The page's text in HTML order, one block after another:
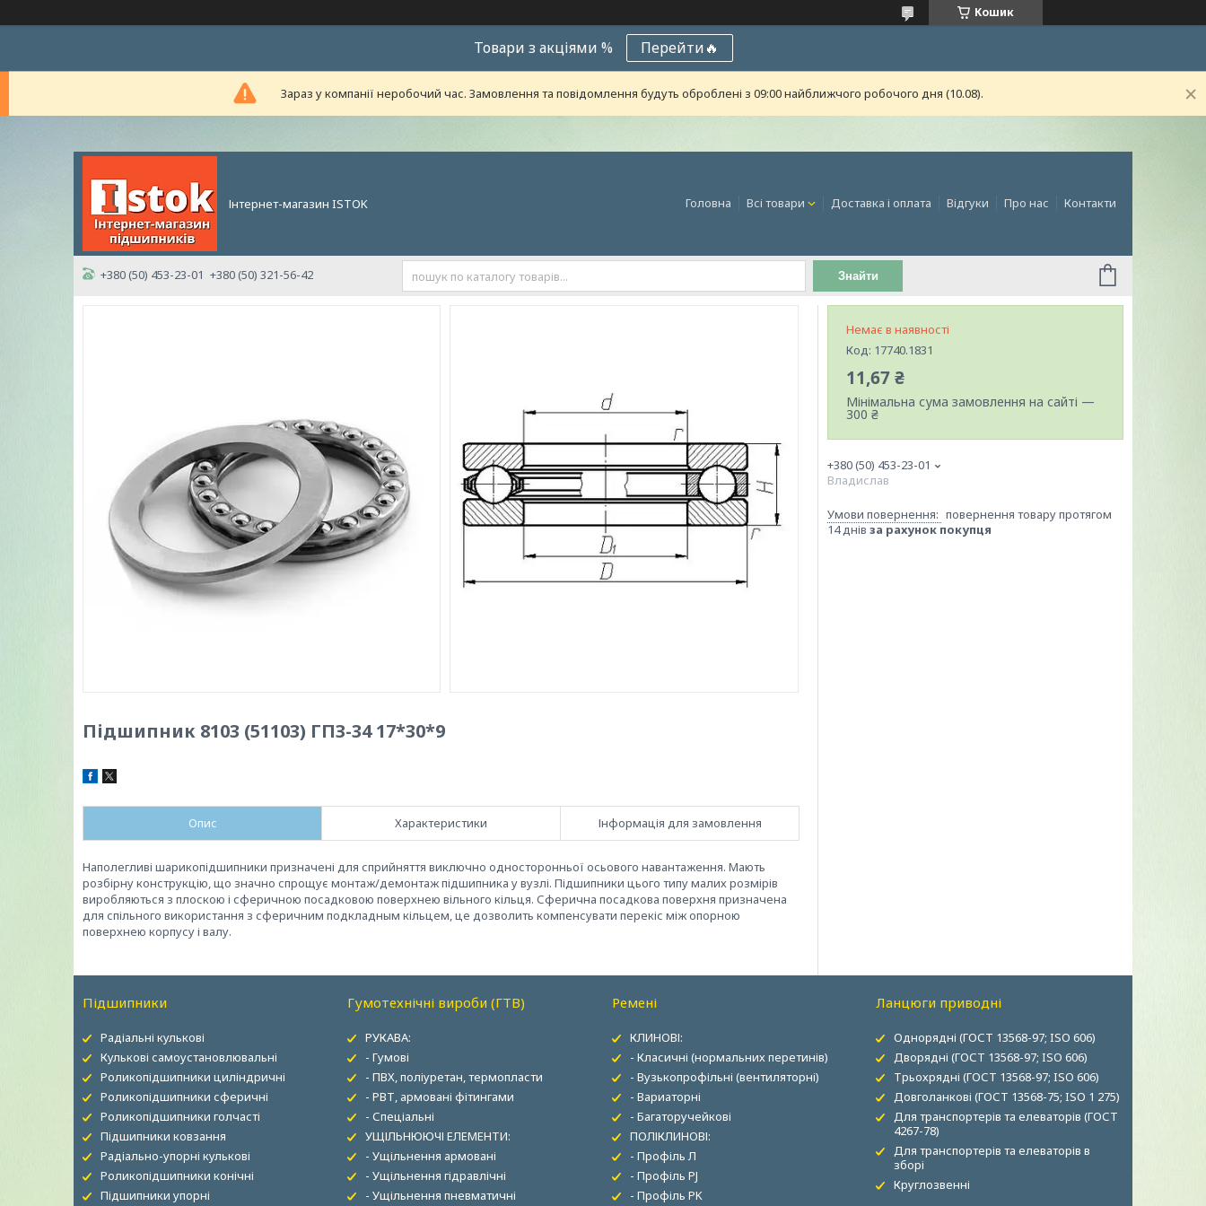
Кошик
Товари з акціями % Перейти🔥
Зараз у компанії неробочий час. Замовлення та повідомлення будуть оброблені з 09:00 найближчого робочого дня (10.08).
Інтернет-магазин ISTOK Головна Всі товари Доставка і оплата Відгуки Про нас Контакти
+380 (50) 453-23-01 +380 (50) 321-56-42 Знайти
Підшипник 8103 (51103) ГПЗ-34 17*30*9
Опис Характеристики Інформація для замовлення
Наполегливі шарикопідшипники призначені для сприйняття виключно односторонньої осьового навантаження. Мають
розбірну конструкцію, що значно спрощує монтаж/демонтаж підшипника у вузлі. Підшипники цього типу малих розмірів
виробляються з плоскою і сферичною посадковою поверхнею вільного кільця. Сферична посадкова поверхня призначена
для спільного використання з сферичним подкладным кільцем, це дозволить компенсувати перекіс між опорною
поверхнею корпусу і валу.
Немає в наявності
Код: 17740.1831
11,67 ₴
Мінімальна сума замовлення на сайті —
300 ₴
+380 (50) 453-23-01
Владислав
повернення товару протягом
14 днів за рахунок покупця
Підшипники
Радіальні кулькові
Кулькові самоустановлювальні
Роликопідшипники циліндричні
Роликопідшипники сферичні
Роликопідшипники голчасті
Підшипники ковзання
Радіально-упорні кулькові
Роликопідшипники конічні
Підшипники упорні
Гумотехнічні вироби (ГТВ)
РУКАВА:
- Гумові
- ПВХ, поліуретан, термопласти
- РВТ, армовані фітингами
- Спеціальні
УЩІЛЬНЮЮЧІ ЕЛЕМЕНТИ:
- Ущільнення армовані
- Ущільнення гідравлічні
- Ущільнення пневматичні
Ремені
КЛИНОВІ:
- Класичні (нормальних перетинів)
- Вузькопрофільні (вентиляторні)
- Вариаторні
- Багаторучейкові
ПОЛІКЛИНОВІ:
- Профіль Л
- Профіль PJ
- Профіль PK
Ланцюги приводні
Однорядні (ГОСТ 13568-97; ISO 606)
Дворядні (ГОСТ 13568-97; ISO 606)
Трьохрядні (ГОСТ 13568-97; ISO 606)
Довголанкові (ГОСТ 13568-75; ISO 1 275)
Для транспортерів та елеваторів (ГОСТ
4267-78)
Для транспортерів та елеваторів в
зборі
Круглозвенні